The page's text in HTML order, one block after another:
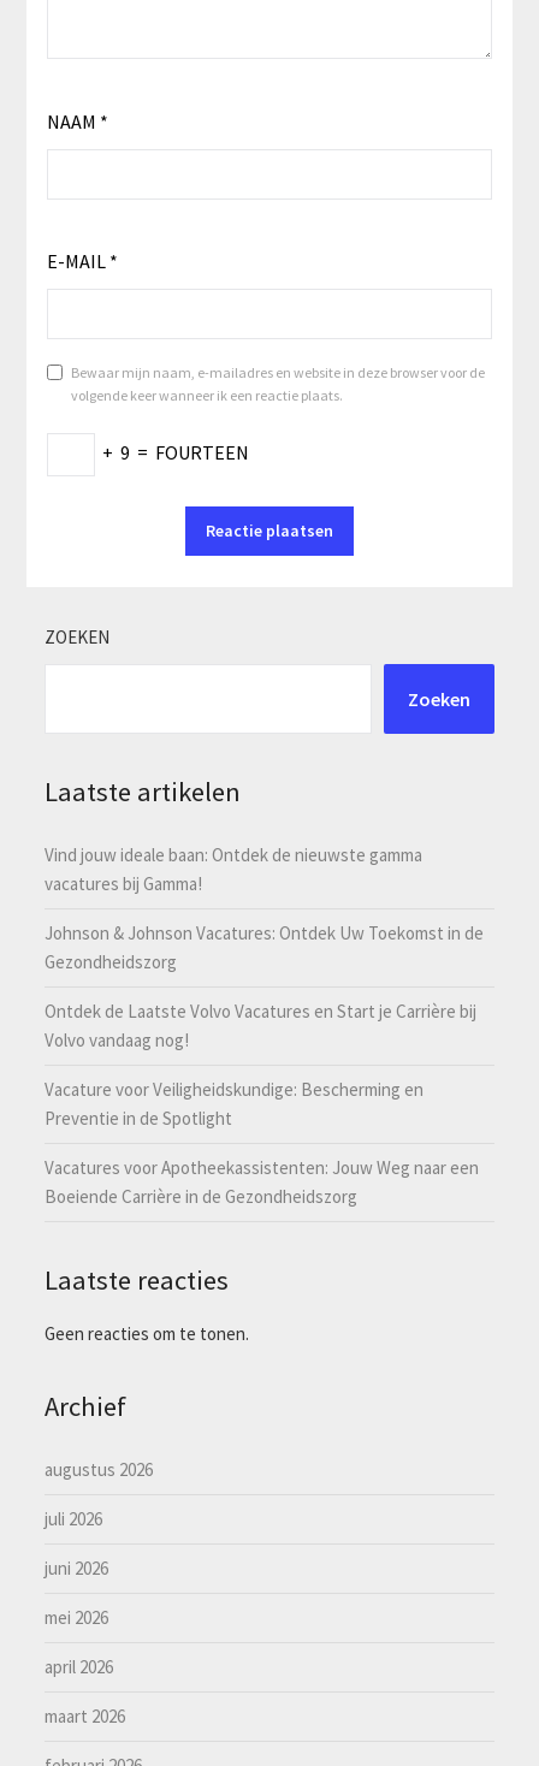
NAAM *
E-MAIL *
Bewaar mijn naam, e-mailadres en website in deze browser voor de
volgende keer wanneer ik een reactie plaats.
+ 9 = FOURTEEN
ZOEKEN
Zoeken
Laatste artikelen
Vind jouw ideale baan: Ontdek de nieuwste gamma
vacatures bij Gamma!
Johnson & Johnson Vacatures: Ontdek Uw Toekomst in de
Gezondheidszorg
Ontdek de Laatste Volvo Vacatures en Start je Carrière bij
Volvo vandaag nog!
Vacature voor Veiligheidskundige: Bescherming en
Preventie in de Spotlight
Vacatures voor Apotheekassistenten: Jouw Weg naar een
Boeiende Carrière in de Gezondheidszorg
Laatste reacties
Geen reacties om te tonen.
Archief
augustus 2026
juli 2026
juni 2026
mei 2026
april 2026
maart 2026